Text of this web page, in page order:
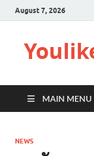
August 7, 2026
MAIN MENU
NEWS